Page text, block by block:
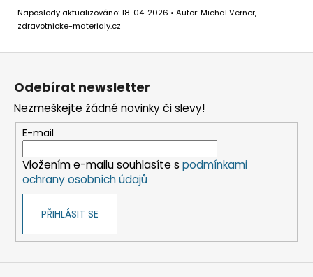
Naposledy aktualizováno: 18. 04. 2026 • Autor: Michal Verner,
zdravotnicke-materialy.cz
Z
Odebírat newsletter
Nezmeškejte žádné novinky či slevy!
E-mail
Vložením e-mailu souhlasíte s podmínkami
ochrany osobních údajů
PŘIHLÁSIT SE